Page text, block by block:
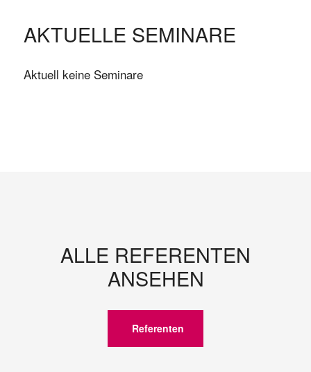
AKTUELLE SEMINARE
Aktuell keine Seminare
ALLE REFERENTEN
ANSEHEN
Referenten